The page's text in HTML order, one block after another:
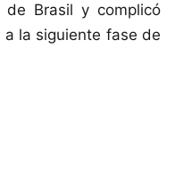
Brasil y complicó
la siguiente fase de